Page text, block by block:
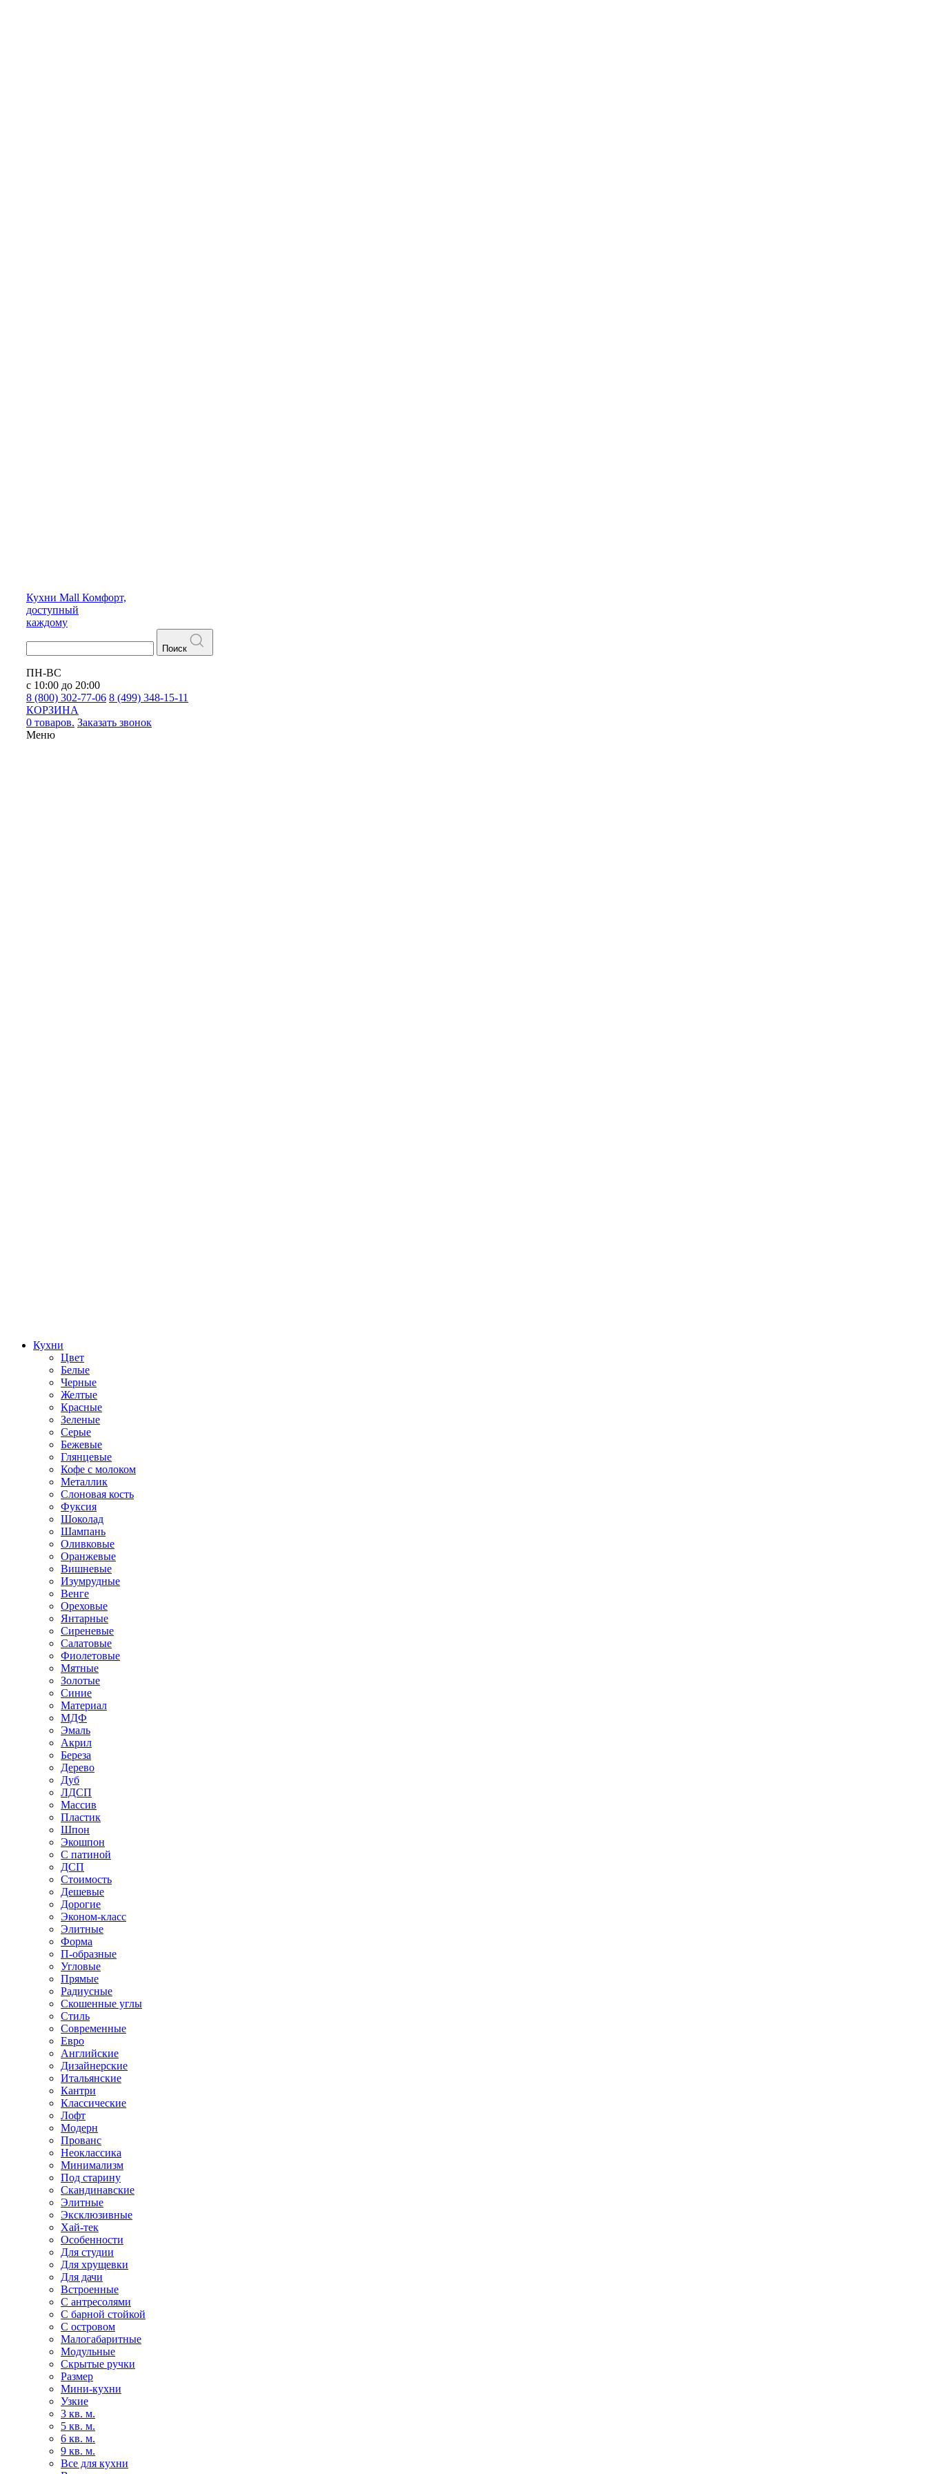
Кухни Mall Комфорт,
доступный
каждому
Поиск
ПН-ВС
с 10:00 до 20:00
8 (800) 302-77-06 8 (499) 348-15-11
КОРЗИНА
0 товаров. Заказать звонок
Меню
Кухни
Цвет
Белые
Черные
Желтые
Красные
Зеленые
Серые
Бежевые
Глянцевые
Кофе с молоком
Металлик
Слоновая кость
Фуксия
Шоколад
Шампань
Оливковые
Оранжевые
Вишневые
Изумрудные
Венге
Ореховые
Янтарные
Сиреневые
Салатовые
Фиолетовые
Мятные
Золотые
Синие
Материал
МДФ
Эмаль
Акрил
Береза
Дерево
Дуб
ЛДСП
Массив
Пластик
Шпон
Экошпон
С патиной
ДСП
Стоимость
Дешевые
Дорогие
Эконом-класс
Элитные
Форма
П-образные
Угловые
Прямые
Радиусные
Скошенные углы
Стиль
Современные
Евро
Английские
Дизайнерские
Итальянские
Кантри
Классические
Лофт
Модерн
Прованс
Неоклассика
Минимализм
Под старину
Скандинавские
Элитные
Эксклюзивные
Хай-тек
Особенности
Для студии
Для хрущевки
Для дачи
Встроенные
С антресолями
С барной стойкой
С островом
Малогабаритные
Модульные
Скрытые ручки
Размер
Мини-кухни
Узкие
3 кв. м.
5 кв. м.
6 кв. м.
9 кв. м.
Все для кухни